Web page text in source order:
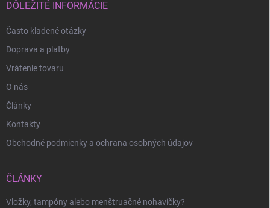
DÔLEŽITÉ INFORMÁCIE
Často kladené otázky
Doprava a platby
Vrátenie tovaru
O nás
Články
Kontakty
Obchodné podmienky a ochrana osobných údajov
ČLÁNKY
Vložky, tampóny alebo menštruačné nohavičky?